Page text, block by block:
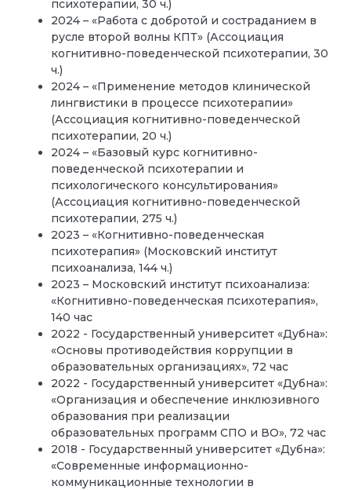
психотерапии, 30 ч.)
2024 – «Работа с добротой и состраданием в
русле второй волны КПТ» (Ассоциация
когнитивно-поведенческой психотерапии, 30
ч.)
2024 – «Применение методов клинической
лингвистики в процессе психотерапии»
(Ассоциация когнитивно-поведенческой
психотерапии, 20 ч.)
2024 – «Базовый курс когнитивно-
поведенческой психотерапии и
психологического консультирования»
(Ассоциация когнитивно-поведенческой
психотерапии, 275 ч.)
2023 – «Когнитивно-поведенческая
психотерапия» (Московский институт
психоанализа, 144 ч.)
2023 – Московский институт психоанализа:
«Когнитивно-поведенческая психотерапия»,
140 час
2022 - Государственный университет «Дубна»:
«Основы противодействия коррупции в
образовательных организациях», 72 час
2022 - Государственный университет «Дубна»:
«Организация и обеспечение инклюзивного
образования при реализации
образовательных программ СПО и ВО», 72 час
2018 - Государственный университет «Дубна»:
«Современные информационно-
коммуникационные технологии в